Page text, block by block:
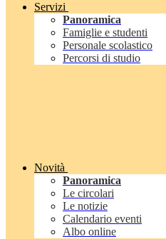
Servizi
Panoramica
Famiglie e studenti
Personale scolastico
Percorsi di studio
Novità
Panoramica
Le circolari
Le notizie
Calendario eventi
Albo online